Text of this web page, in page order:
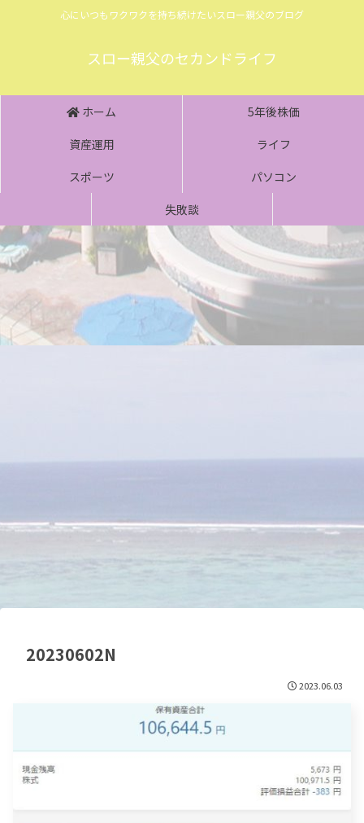
心にいつもワクワクを持ち続けたいスロー親父のブログ
スロー親父のセカンドライフ
ホーム
5年後株価
資産運用
ライフ
スポーツ
パソコン
失敗談
20230602N
2023.06.03